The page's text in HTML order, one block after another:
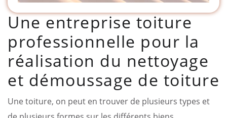
Une entreprise toiture
professionnelle pour la
réalisation du nettoyage
et démoussage de toiture
Une toiture, on peut en trouver de plusieurs types et